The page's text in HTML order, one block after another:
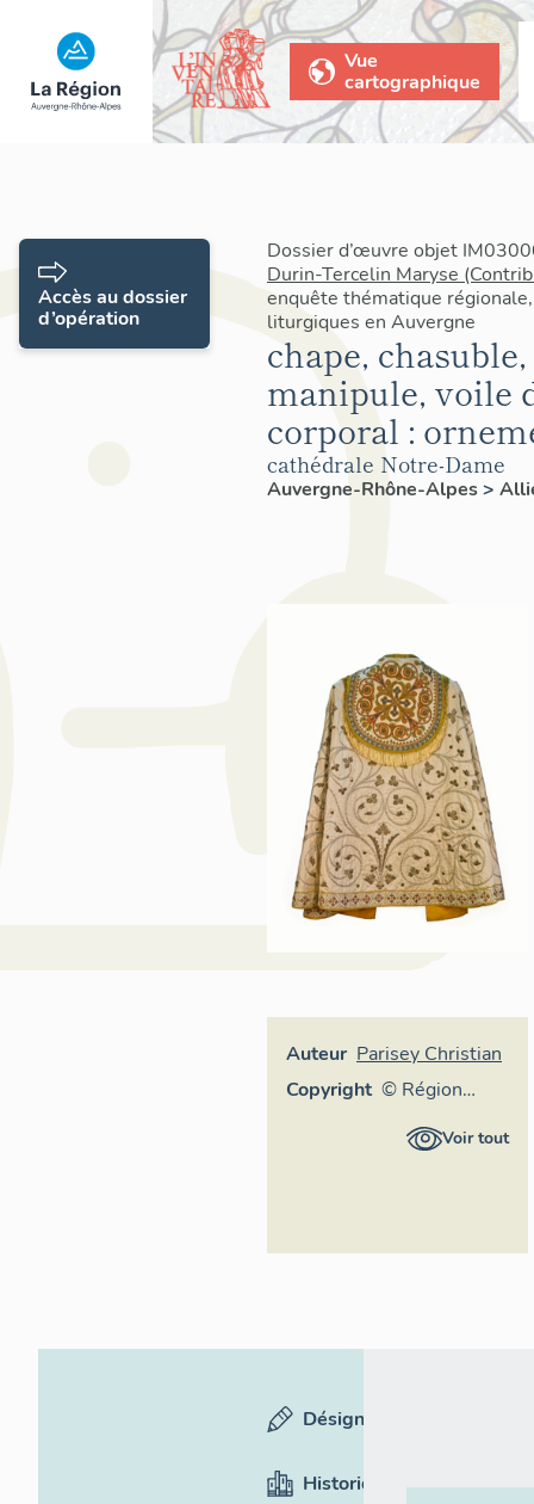
Vue
cartographique
Dossier d’œuvre objet
Durin-Tercelin Maryse
enquête thématique
liturgiques en Auvergne
chape,
manipule, voile
corporal :
cathédrale Notre-Dame
Auvergne-Rhône-Alpes>
Auteur Parisey Christian
Copyright © Région
Auvergne-Voir tout
Accès au dossier
d’opération
Désignation
Historique